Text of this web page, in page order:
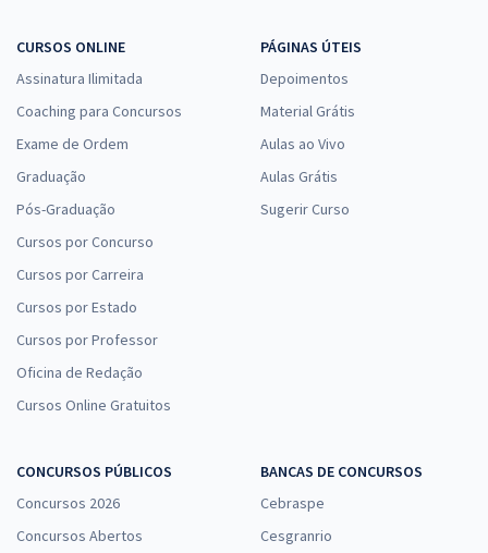
CURSOS ONLINE
Assinatura Ilimitada
Coaching para Concursos
Exame de Ordem
Graduação
Pós-Graduação
Cursos por Concurso
Cursos por Carreira
Cursos por Estado
Cursos por Professor
Oficina de Redação
Cursos Online Gratuitos
PÁGINAS ÚTEIS
Depoimentos
Material Grátis
Aulas ao Vivo
Aulas Grátis
Sugerir Curso
CONCURSOS PÚBLICOS
Concursos 2026
Concursos Abertos
BANCAS DE CONCURSOS
Cebraspe
Cesgranrio